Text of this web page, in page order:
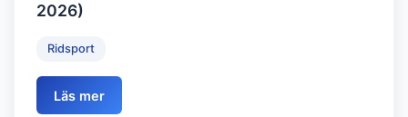
2026)
Ridsport
Läs mer